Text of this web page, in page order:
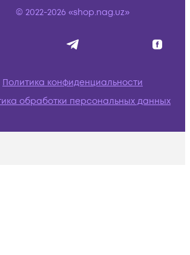
© 2022-2026 «shop.nag.uz»
Политика конфиденциальности
обработки персональных данных